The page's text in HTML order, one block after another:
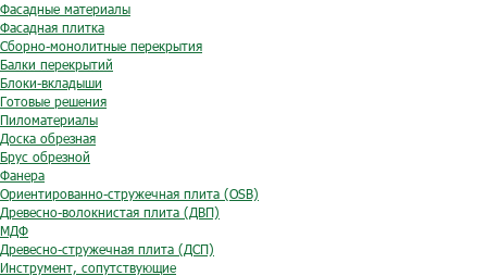
Фасадные материалы
Фасадная плитка
Сборно-монолитные перекрытия
Балки перекрытий
Блоки-вкладыши
Готовые решения
Пиломатериалы
Доска обрезная
Брус обрезной
Фанера
Ориентированно-стружечная плита (OSB)
Древесно-волокнистая плита (ДВП)
МДФ
Древесно-стружечная плита (ДСП)
Инструмент, сопутствующие